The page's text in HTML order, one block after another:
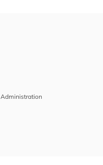
Administration